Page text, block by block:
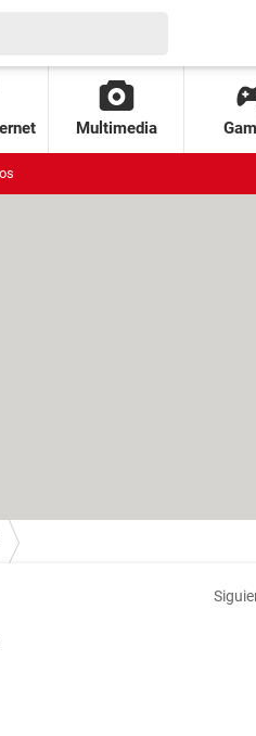
Multimedia